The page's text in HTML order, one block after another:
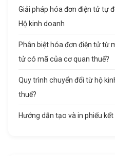
Giải pháp hóa đơn điện tử tự
Hộ kinh doanh
Phân biệt hóa đơn điện tử từ
tử có mã của cơ quan thuế?
Quy trình chuyển đổi từ hộ
thuế?
Hướng dẫn tạo và in phiếu